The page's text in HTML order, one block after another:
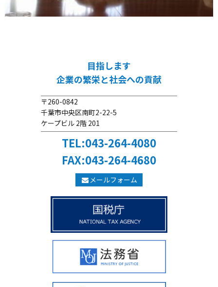
目指します
企業の繁栄と社会への貢献
〒260-0842
千葉市中央区南町2-22-5
ケープビル 2階 201
TEL:043-264-4080
FAX:043-264-4680
メールフォーム